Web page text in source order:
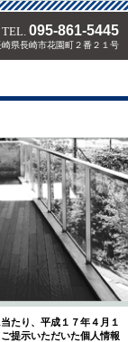
TEL. 095-861-5445
県長崎市花園町２番２１号
たり、平成１７年４月１
提示いただいた個人情報